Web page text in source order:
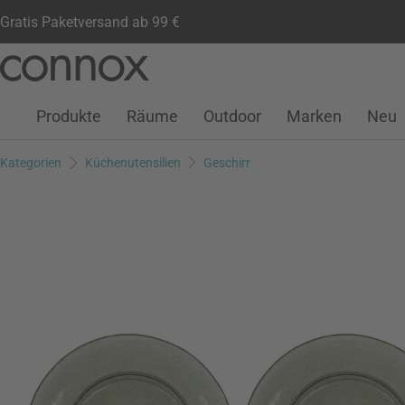
Gratis Paketversand ab 99 €
Seiteninhalt
Suchfeld
Kundenkonto
Wunschliste
Warenkorb
Produkte Räume Outdoor Marken Neu
Kategorien Küchenutensilien Geschirr